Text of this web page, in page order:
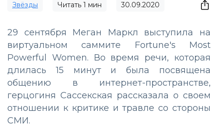
Звёзды Читать 1 мин 30.09.2020
29 сентября Меган Маркл выступила на
виртуальном саммите Fortune's Most
Powerful Women. Во время речи, которая
длилась 15 минут и была посвящена
общению в интернет-пространстве,
герцогиня Сассекская рассказала о своем
отношении к критике и травле со стороны
СМИ.